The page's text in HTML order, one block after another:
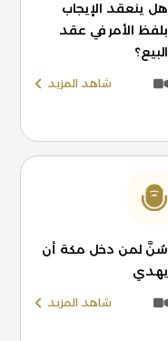
هل ينعقد الإيجاب
بلفظ الأمر في عقد
البيع؟
شاهد المزيد
سُنَّ لمن دخل مكة أن
يهدي
شاهد المزيد